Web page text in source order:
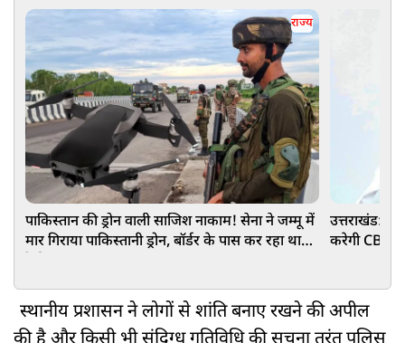
राज्य
पाकिस्तान की ड्रोन वाली साजिश नाकाम! सेना ने जम्मू में
मार गिराया पाकिस्तानी ड्रोन, बॉर्डर के पास कर रहा था
उत्तराखंड:
करेगी
स्थानीय प्रशासन ने लोगों से शांति बनाए रखने की अपील